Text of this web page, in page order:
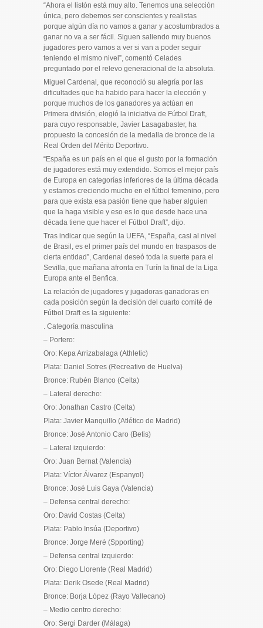
“Ahora el listón está muy alto. Tenemos una selección
única, pero debemos ser conscientes y realistas
porque algún día no vamos a ganar y acostumbrados a
ganar no va a ser fácil. Siguen saliendo muy buenos
jugadores pero vamos a ver si van a poder seguir
teniendo el mismo nivel”, comentó Celades
preguntado por el relevo generacional de la absoluta.
Miguel Cardenal, que reconoció su alegría por las
dificultades que ha habido para hacer la elección y
porque muchos de los ganadores ya actúan en
Primera división, elogió la iniciativa de Fútbol Draft,
para cuyo responsable, Javier Lasagabaster, ha
propuesto la concesión de la medalla de bronce de la
Real Orden del Mérito Deportivo.
“España es un país en el que el gusto por la formación
de jugadores está muy extendido. Somos el mejor país
de Europa en categorías inferiores de la última década
y estamos creciendo mucho en el fútbol femenino, pero
para que exista esa pasión tiene que haber alguien
que la haga visible y eso es lo que desde hace una
década tiene que hacer el Fútbol Draft”, dijo.
Tras indicar que según la UEFA, “España, casi al nivel
de Brasil, es el primer país del mundo en traspasos de
cierta entidad”, Cardenal deseó toda la suerte para el
Sevilla, que mañana afronta en Turín la final de la Liga
Europa ante el Benfica.
La relación de jugadores y jugadoras ganadoras en
cada posición según la decisión del cuarto comité de
Fútbol Draft es la siguiente:
. Categoría masculina
– Portero:
Oro: Kepa Arrizabalaga (Athletic)
Plata: Daniel Sotres (Recreativo de Huelva)
Bronce: Rubén Blanco (Celta)
– Lateral derecho:
Oro: Jonathan Castro (Celta)
Plata: Javier Manquillo (Atlético de Madrid)
Bronce: José Antonio Caro (Betis)
– Lateral izquierdo:
Oro: Juan Bernat (Valencia)
Plata: Víctor Álvarez (Espanyol)
Bronce: José Luis Gaya (Valencia)
– Defensa central derecho:
Oro: David Costas (Celta)
Plata: Pablo Insúa (Deportivo)
Bronce: Jorge Meré (Spporting)
– Defensa central izquierdo:
Oro: Diego Llorente (Real Madrid)
Plata: Derik Osede (Real Madrid)
Bronce: Borja López (Rayo Vallecano)
– Medio centro derecho:
Oro: Sergi Darder (Málaga)